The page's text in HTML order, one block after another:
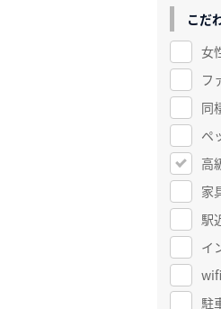
こだ
女
フ
同
ペ
高
家
駅
イ
駐